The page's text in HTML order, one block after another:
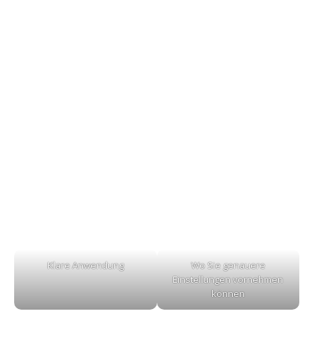
Klare Anwendung
Wo Sie genauere
Einstellungen vornehmen
können